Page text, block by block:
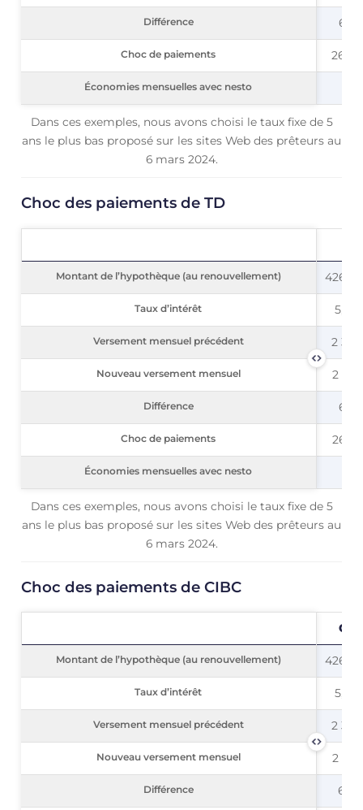
Différence 614
Choc de paiements
Économies mensuelles avec nesto
Différence
Choc de paiements
Économies mensuelles avec nesto
Dans ces exemples, nous avons choisi le taux fixe de 5
ans le plus bas proposé sur les sites Web des prêteurs au
6 mars 2024.
Choc des paiements de TD
Montant de l’hypothèque (au renouvellement) 426
Taux d’intérêt 5,60
Versement mensuel précédent 2
Nouveau versement mensuel 2
Différence 616
Choc de paiements
Économies mensuelles avec nesto
Montant de l’hypothèque (au renouvellement)
Taux d’intérêt
Versement mensuel précédent
Nouveau versement mensuel
Différence
Choc de paiements
Économies mensuelles avec nesto
Dans ces exemples, nous avons choisi le taux fixe de 5
ans le plus bas proposé sur les sites Web des prêteurs au
6 mars 2024.
Choc des paiements de CIBC
Montant de l’hypothèque (au renouvellement) 426
Taux d’intérêt 5,64
Versement mensuel précédent 2
Nouveau versement mensuel 2
Différence 625
Montant de l’hypothèque (au renouvellement)
Taux d’intérêt
Versement mensuel précédent
Nouveau versement mensuel
Différence